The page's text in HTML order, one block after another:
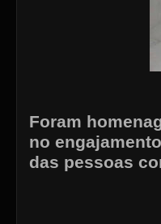
Foram
no
das pessoas